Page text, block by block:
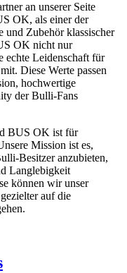
an unserer Seite
OK, als einer der
und Zubehör klassischer
OK nicht nur
echte Leidenschaft für
Diese Werte passen
hochwertige
der Bulli-Fans
BUS OK ist für
Mission ist es,
Besitzer anzubieten,
Langlebigkeit
können wir unser
auf die